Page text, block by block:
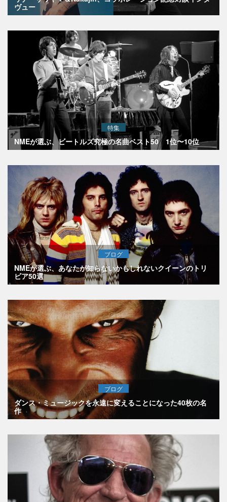
ヴュー
特集
NMEが選ぶ、ビートルズ究極の名曲ベスト50 1位〜10位
ブログ
NMEが選ぶ、あなたが知らないかもしれないクイーンのトリ
ビア50選
ブログ
ダンス・ミュージックを永遠に変えることになった40枚の名
作